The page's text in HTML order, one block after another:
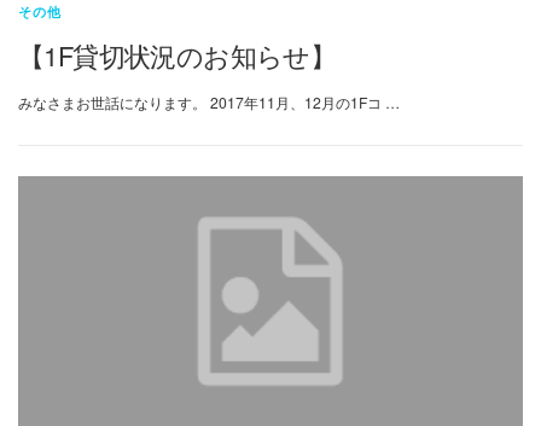
その他
【1F貸切状況のお知らせ】
みなさまお世話になります。 2017年11月、12月の1Fコ …